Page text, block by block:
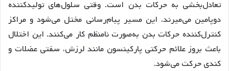
تعادل‌بخشی به حرکات بدن است. وقتی سلول‌های تولیدکننده
دوپامین می‌میرند، این مسیر پیام‌رسانی مختل می‌شود و مراکز
کنترل‌کننده حرکات بدن به‌صورت نامنظم کار می‌کنند. این اختلال
باعث بروز علائم حرکتی پارکینسون مانند لرزش، سفتی عضلات و
کندی حرکت می‌شود.